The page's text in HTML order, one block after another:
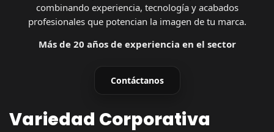
combinando experiencia, tecnología y acabados
profesionales que potencian la imagen de tu marca.
Más de 20 años de experiencia en el sector
Contáctanos
Variedad Corporativa